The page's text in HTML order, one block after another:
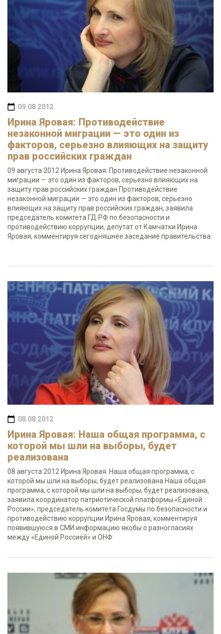
09.08.2012
Ирина Яровая: Противодействие
незаконной миграции — это один из
факторов, серьезно влияющих на защиту
прав российских граждан
09 августа 2012 Ирина Яровая: Противодействие незаконной
миграции — это один из факторов, серьезно влияющих на
защиту прав российских граждан Противодействие
незаконной миграции — это один из факторов, серьезно
влияющих на защиту прав российских граждан, заявила
председатель комитета ГД РФ по безопасности и
противодействию коррупции, депутат от Камчатки Ирина
Яровая, комментируя сегодняшнее заседание правительства
08.08.2012
Ирина Яровая: Наша общая программа, с
которой мы шли на выборы, будет
реализована
08 августа 2012 Ирина Яровая: Наша общая программа, с
которой мы шли на выборы, будет реализована Наша общая
программа, с которой мы шли на выборы, будет реализована,
заявила координатор патриотической платформы «Единой
России», председатель комитета Госдумы по безопасности и
противодействию коррупции Ирина Яровая, комментируя
появившуюся в СМИ информацию якобы о разногласиях
между «Единой Россией» и ОНФ